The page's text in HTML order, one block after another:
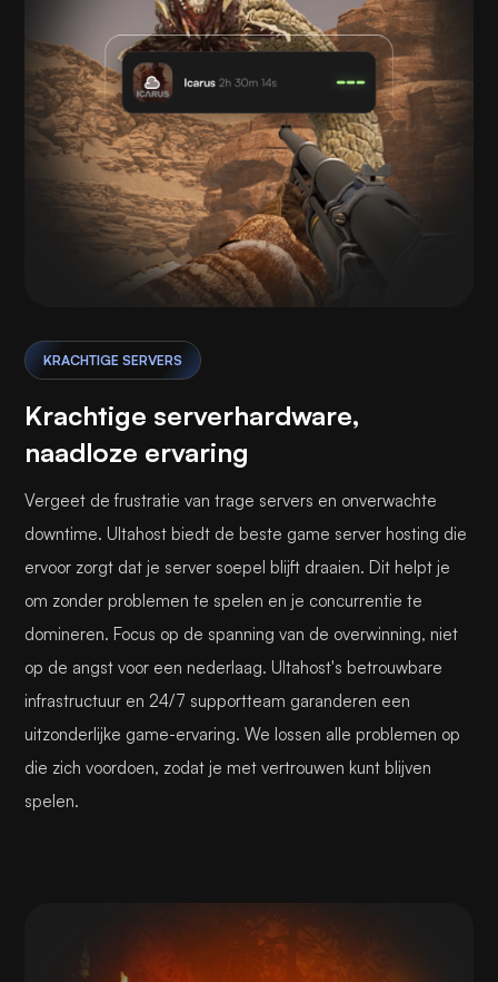
KRACHTIGE SERVERS
Krachtige serverhardware,
naadloze ervaring
Vergeet de frustratie van trage servers en onverwachte
downtime. Ultahost biedt de beste game server hosting die
ervoor zorgt dat je server soepel blijft draaien. Dit helpt je
om zonder problemen te spelen en je concurrentie te
domineren. Focus op de spanning van de overwinning, niet
op de angst voor een nederlaag. Ultahost's betrouwbare
infrastructuur en 24/7 supportteam garanderen een
uitzonderlijke game-ervaring. We lossen alle problemen op
die zich voordoen, zodat je met vertrouwen kunt blijven
spelen.